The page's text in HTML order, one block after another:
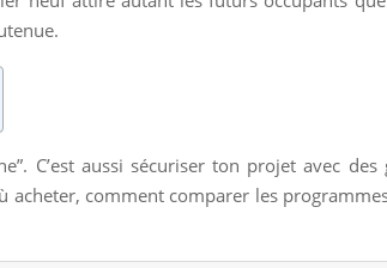
C’est aussi sécuriser ton projet avec
comment comparer les